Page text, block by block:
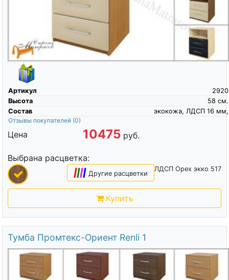
Артикул
2920
Высота
см.
58
Состав
экокожа, ЛДСП 16 мм,
Отзывы покупателей (0)
Цена 10475 руб.
Выбрана расцветка:
ЛДСП Орех экко 517
|||| Другие расцветки
Купить
Тумба Промтекс-Ориент Renli 1